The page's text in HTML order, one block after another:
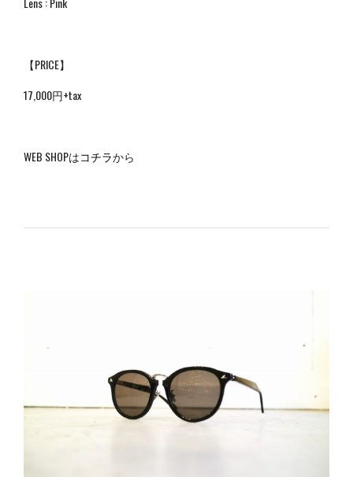
【PRICE】
17,000円+tax
WEB SHOPはコチラから